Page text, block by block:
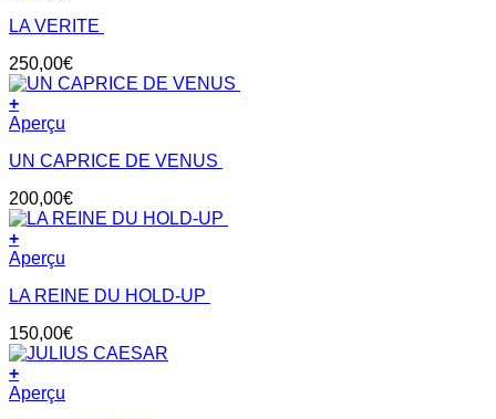
LA VERITE
250,00€
+
Aperçu
UN CAPRICE DE VENUS
200,00€
+
Aperçu
LA REINE DU HOLD-UP
150,00€
+
Aperçu